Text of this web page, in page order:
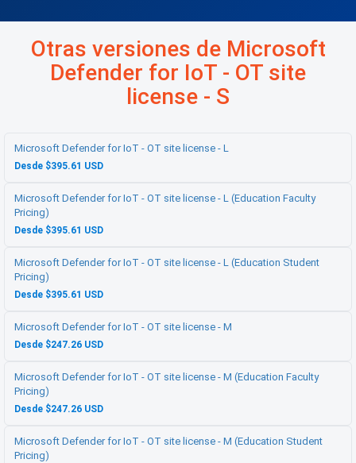
Otras versiones de Microsoft
Defender for IoT - OT site
license - S
Microsoft Defender for IoT - OT site license - L
Desde $395.61 USD
Microsoft Defender for IoT - OT site license - L (Education Faculty
Pricing)
Desde $395.61 USD
Microsoft Defender for IoT - OT site license - L (Education Student
Pricing)
Desde $395.61 USD
Microsoft Defender for IoT - OT site license - M
Desde $247.26 USD
Microsoft Defender for IoT - OT site license - M (Education Faculty
Pricing)
Desde $247.26 USD
Microsoft Defender for IoT - OT site license - M (Education Student
Pricing)